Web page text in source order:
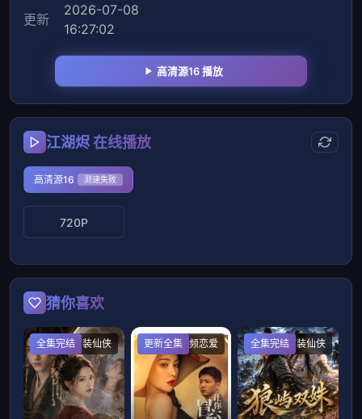
更新
2026-07-08
16:27:02
高清源16 播放
江湖烬 在线播放
高清源16 测速失败
720P
猜你喜欢
古装仙侠
全集完结 女频恋爱
更新全集 古装仙侠
全集完结